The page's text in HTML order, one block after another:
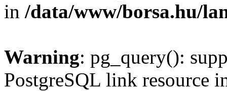
in /data/www/borsa.hu/
Warning: pg_query():
PostgreSQL link resource